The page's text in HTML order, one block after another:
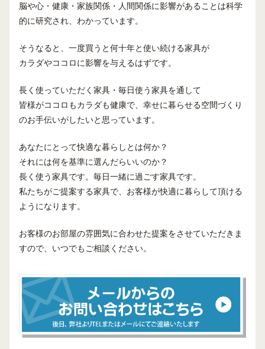
脳や心・健康・家族関係・人間関係に影響があることは科学
的に研究され、わかっています。
そうなると、一度買うと何十年と使い続ける家具が
カラダやココロに影響を与えるはずです。
長く使っていただく家具・毎日使う家具を通して
皆様がココロもカラダも健康で、幸せに暮らせる空間づくり
のお手伝いがしたいと思っています。
あなたにとって快適な暮らしとは何か？
それには何を基準に選んだらいいのか？
長く使う家具です。毎日一緒に過ごす家具です。
私たちがご提案する家具で、お客様が快適に暮らして頂ける
ようになります。
お客様のお部屋の雰囲気に合わせた提案をさせていただきま
すので、いつでもご相談ください。